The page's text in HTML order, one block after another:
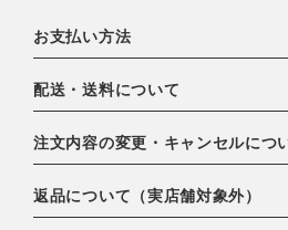
お問い合わせ
お支払い方法
下記お支払い方法よりお選びいただけ
・クレジットカード（
EXPRESS,Diners Club）
・amazonペイメント
・楽天ペイ
・PayPay
配送・送料について
配達業者：日本郵便
北海道：1,400円
注文内容の変更・キャンセルにつ
ご注文日当日から翌日のAM9:00まで
ンセルは可能です。
返品について（実店舗対象外）